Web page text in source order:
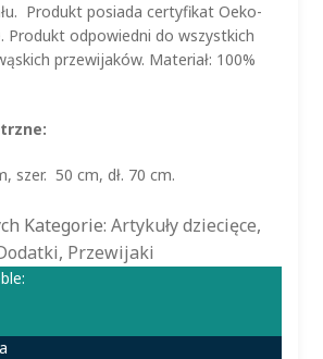
Produkt posiada certyfikat Oeko-
Produkt odpowiedni do wszystkich
przewijaków. Materiał: 100%
szer. 50 cm, dł. 70 cm.
Kategorie: Artykuły dziecięce,
, Przewijaki